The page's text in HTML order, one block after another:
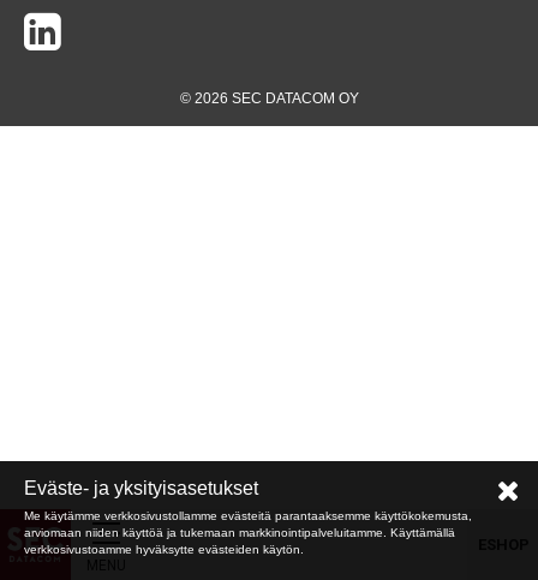
© 2026 SEC DATACOM OY
Eväste- ja yksityisasetukset
Me käytämme verkkosivustollamme evästeitä parantaaksemme käyttökokemusta,
arviomaan niiden käyttöä ja tukemaan markkinointipalveluitamme. Käyttämällä
verkkosivustoamme hyväksytte evästeiden käytön.